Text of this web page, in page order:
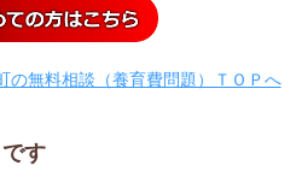
の無料相談（養育費問題）ＴＯＰへ
す